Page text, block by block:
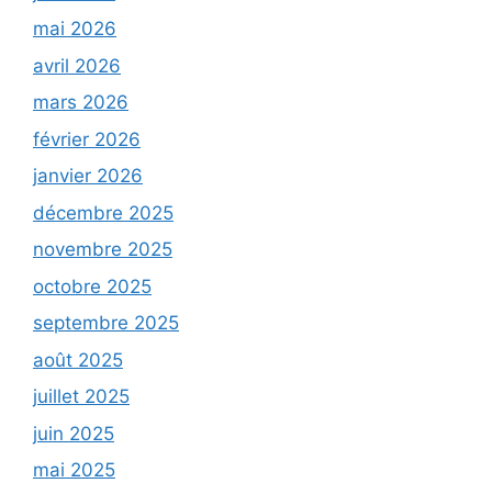
mai 2026
avril 2026
mars 2026
février 2026
janvier 2026
décembre 2025
novembre 2025
octobre 2025
septembre 2025
août 2025
juillet 2025
juin 2025
mai 2025